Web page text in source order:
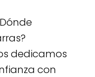
dedicamos
con